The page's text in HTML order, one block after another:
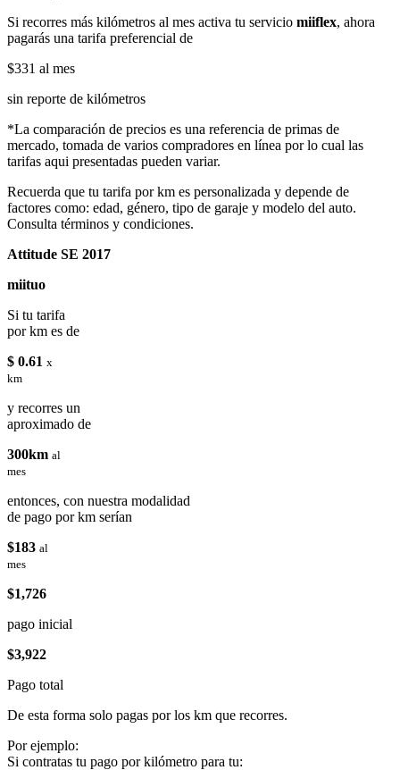
Si recorres más kilómetros al mes activa tu servicio miiflex, ahora
pagarás una tarifa preferencial de
$331 al mes
sin reporte de kilómetros
*La comparación de precios es una referencia de primas de
mercado, tomada de varios compradores en línea por lo cual las
tarifas aqui presentadas pueden variar.
Recuerda que tu tarifa por km es personalizada y depende de
factores como: edad, género, tipo de garaje y modelo del auto.
Consulta términos y condiciones.
Attitude SE 2017
miituo
Si tu tarifa
por km es de
$ 0.61 x
km
y recorres un
aproximado de
300km al
mes
entonces, con nuestra modalidad
de pago por km serían
$183 al
mes
$1,726
pago inicial
$3,922
Pago total
De esta forma solo pagas por los km que recorres.
Por ejemplo:
Si contratas tu pago por kilómetro para tu: